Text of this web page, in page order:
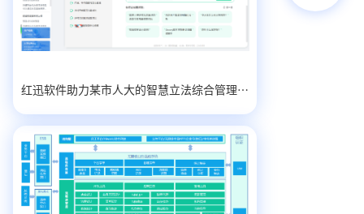
红迅软件助力某市人大的智慧立法综合管理平台建设实践